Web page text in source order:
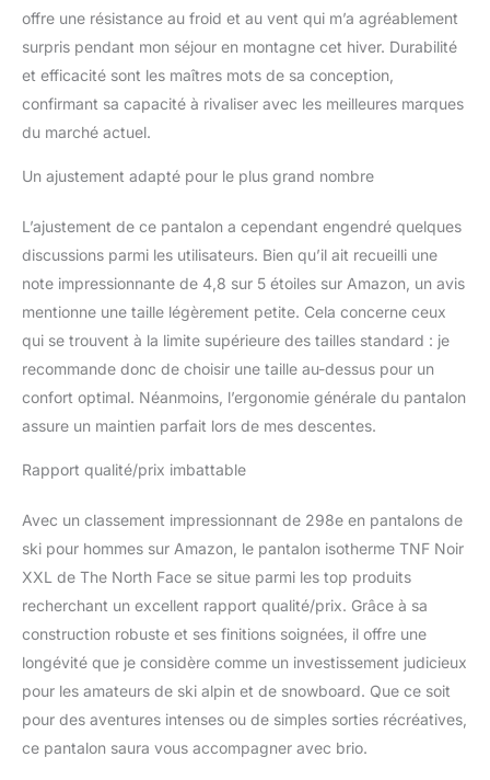
offre une résistance au froid et au vent qui m’a agréablement
surpris pendant mon séjour en montagne cet hiver. Durabilité
et efficacité sont les maîtres mots de sa conception,
confirmant sa capacité à rivaliser avec les meilleures marques
du marché actuel.
Un ajustement adapté pour le plus grand nombre
L’ajustement de ce pantalon a cependant engendré quelques
discussions parmi les utilisateurs. Bien qu’il ait recueilli une
note impressionnante de 4,8 sur 5 étoiles sur Amazon, un avis
mentionne une taille légèrement petite. Cela concerne ceux
qui se trouvent à la limite supérieure des tailles standard : je
recommande donc de choisir une taille au-dessus pour un
confort optimal. Néanmoins, l’ergonomie générale du pantalon
assure un maintien parfait lors de mes descentes.
Rapport qualité/prix imbattable
Avec un classement impressionnant de 298e en pantalons de
ski pour hommes sur Amazon, le pantalon isotherme TNF Noir
XXL de The North Face se situe parmi les top produits
recherchant un excellent rapport qualité/prix. Grâce à sa
construction robuste et ses finitions soignées, il offre une
longévité que je considère comme un investissement judicieux
pour les amateurs de ski alpin et de snowboard. Que ce soit
pour des aventures intenses ou de simples sorties récréatives,
ce pantalon saura vous accompagner avec brio.